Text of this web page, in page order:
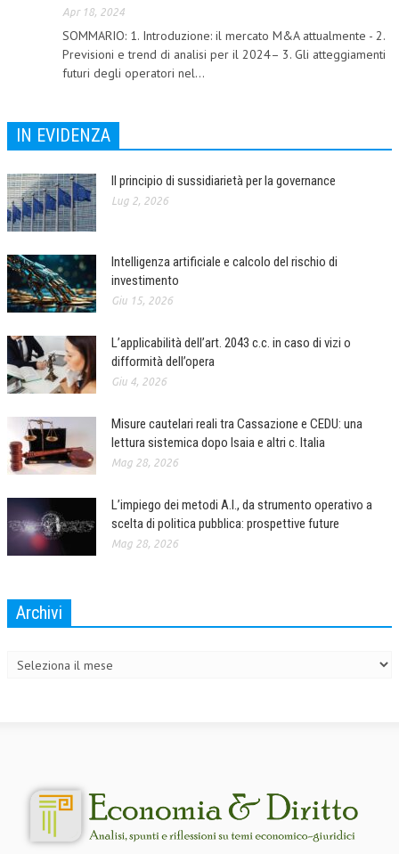
SVILUPPO SOSTENIBILE
PERSONA E CITTÀ
DIRITTO PENALE D’IMPRESA
DIRITTO DEL LAVORO
DIRITTO DEL WEB
CRIMINOLOGIA E CRIMINALISTICA
SICUREZZA SUL LAVORO
FISCO
DIRITTO TRIBUTARIO
FISCALITÀ INTERNAZIONALE
TAX RISK MANAGEMENT
CFC E PARADISI FISCALI
TRANSFER PRICING
AMMINISTRATIVA
TRIBUTARIA
PENALE
Apr 18, 2024
SOMMARIO: 1. Introduzione: il mercato M&A attualmente - 2.
Previsioni e trend di analisi per il 2024– 3. Gli atteggiamenti
futuri degli operatori nel...
IN EVIDENZA
Il principio di sussidiarietà per la governance
Lug 2, 2026
Intelligenza artificiale e calcolo del rischio di
investimento
Giu 15, 2026
L’applicabilità dell’art. 2043 c.c. in caso di vizi o
difformità dell’opera
Giu 4, 2026
Misure cautelari reali tra Cassazione e CEDU: una
lettura sistemica dopo Isaia e altri c. Italia
Mag 28, 2026
L’impiego dei metodi A.I., da strumento operativo a
scelta di politica pubblica: prospettive future
Mag 28, 2026
Archivi